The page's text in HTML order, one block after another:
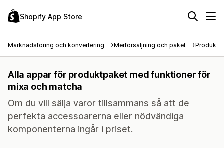
Shopify App Store
Marknadsföring och konvertering Merförsäljning och paket
Alla appar för produktpaket med funktioner för
mixa och matcha
Om du vill sälja varor tillsammans så att de
perfekta accessoarerna eller nödvändiga
komponenterna ingår i priset.